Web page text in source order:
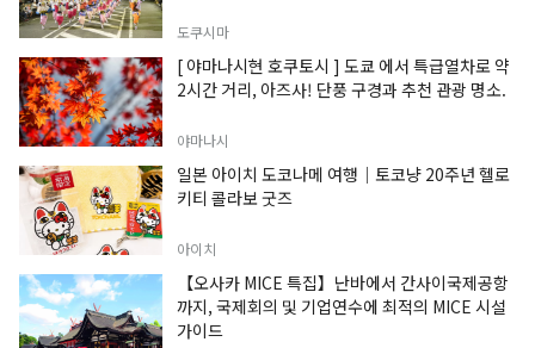
도쿠시마
[ 야마나시현 호쿠토시 ] 도쿄 에서 특급열차로 약
2시간 거리, 아즈사! 단풍 구경과 추천 관광 명소.
야마나시
일본 아이치 도코나메 여행｜토코냥 20주년 헬로
키티 콜라보 굿즈
아이치
【오사카 MICE 특집】난바에서 간사이국제공항
까지, 국제회의 및 기업연수에 최적의 MICE 시설
가이드